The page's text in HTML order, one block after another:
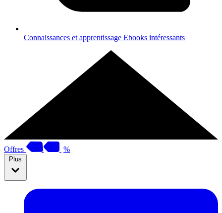
Connaissances et apprentissage Ebooks intéressants
Offres %
Plus